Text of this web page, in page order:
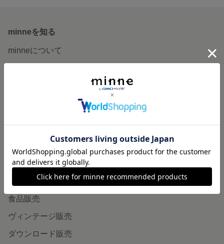
minneを知る
minneについて
作品販売について
minneで売りたい
食品販売
ヴィンテージ販売
ダウンロード販売